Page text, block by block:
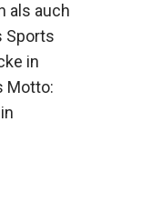
auch
in